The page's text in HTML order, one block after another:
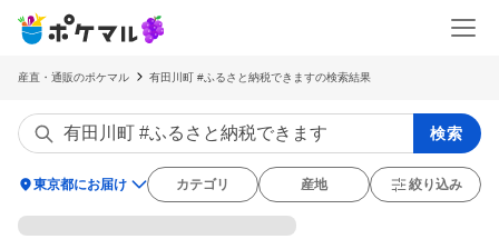
産直・通販のポケマル 有田川町 #ふるさと納税できますの検索結果
検索
location_on東京都にお届け カテゴリ 産地 絞り込み